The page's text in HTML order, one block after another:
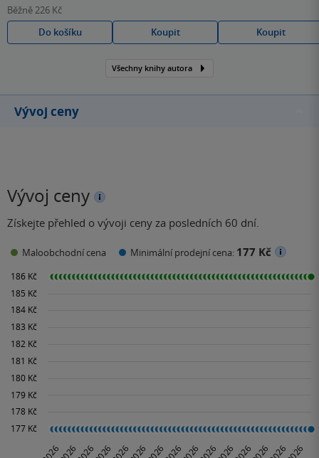
Běžně226 Kč
Do košíku
Koupit Koupit
Všechny knihy autora
Vývoj ceny
Vývoj ceny
Získejte přehled o vývoji ceny za posledních 60 dní.
Maloobchodní cena Minimální prodejní cena: 177 Kč